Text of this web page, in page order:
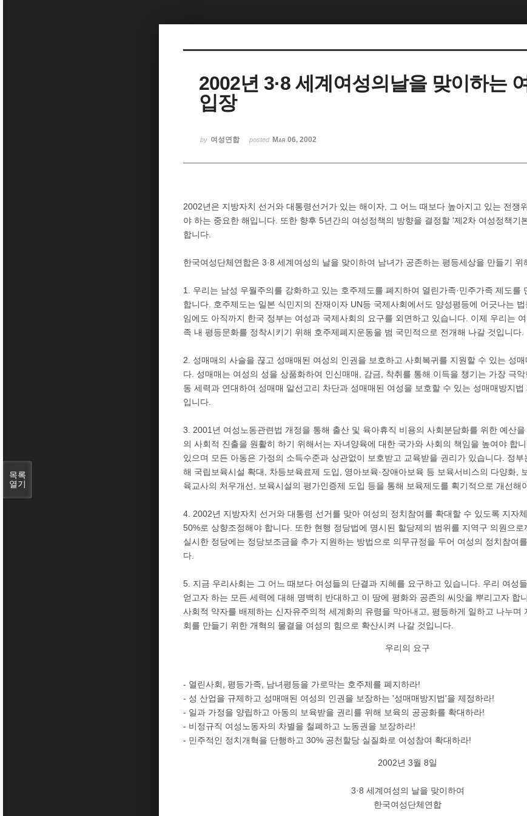
2002년 3·8 세계여성의날을 맞이하는
입장
by 여성연합 posted Mar 06, 2002
2002년은 지방자치 선거와 대통령선거가 있는 해이자, 그 어느 때보다 높아지고 있는 전쟁
야 하는 중요한 해입니다. 또한 향후 5년간의 여성정책의 방향을 결정할 '제2차 여성정책기
합니다.
한국여성단체연합은 3·8 세계여성의 날을 맞이하여 남녀가 공존하는 평등세상을 만들기 위
1. 우리는 남성 우월주의를 강화하고 있는 호주제도를 폐지하여 열린가족·민주가족 제도를
합니다. 호주제도는 일본 식민지의 잔재이자 UN등 국제사회에서도 양성평등에 어긋나는
임에도 아직까지 한국 정부는 여성과 국제사회의 요구를 외면하고 있습니다. 이제 우리는
족 내 평등문화를 정착시키기 위해 호주제폐지운동을 범 국민적으로 전개해 나갈 것입니다.
2. 성매매의 사슬을 끊고 성매매된 여성의 인권을 보호하고 사회복귀를 지원할 수 있는 성
다. 성매매는 여성의 성을 상품화하여 인신매매, 감금, 착취를 통해 이득을 챙기는 가장 극
동 세력과 연대하여 성매매 알선고리 차단과 성매매된 여성을 보호할 수 있는 성매매방지
입니다.
3. 2001년 여성노동관련법 개정을 통해 출산 및 육아휴직 비용의 사회분담화를 위한 예산
의 사회적 진출을 원활히 하기 위해서는 자녀양육에 대한 국가와 사회의 책임을 높여야 합
있으며 모든 아동은 가정의 소득수준과 상관없이 보호받고 교육받을 권리가 있습니다. 정
해 국립보육시설 확대, 차등보육료제 도입, 영아보육·장애아보육 등 보육서비스의 다양화,
육교사의 처우개선, 보육시설의 평가인증제 도입 등을 통해 보육제도를 획기적으로 개선해
4. 2002년 지방자치 선거와 대통령 선거를 맞아 여성의 정치참여를 확대할 수 있도록 지자
50%로 상향조정해야 합니다. 또한 현행 정당법에 명시된 할당제의 범위를 지역구 의원으
실시한 정당에는 정당보조금을 추가 지원하는 방법으로 의무규정을 두어 여성의 정치참여
다.
5. 지금 우리사회는 그 어느 때보다 여성들의 단결과 지혜를 요구하고 있습니다. 우리 여성
얻고자 하는 모든 세력에 대해 명백히 반대하고 이 땅에 평화와 공존의 씨앗을 뿌리고자 합
사회적 약자를 배제하는 신자유주의적 세계화의 유령을 막아내고, 평등하게 일하고 나누며
회를 만들기 위한 개혁의 물결을 여성의 힘으로 확산시켜 나갈 것입니다.
우리의 요구
- 열린사회, 평등가족, 남녀평등을 가로막는 호주제를 폐지하라!
- 성 산업을 규제하고 성매매된 여성의 인권을 보장하는 '성매매방지법'을 제정하라!
- 일과 가정을 양립하고 아동의 보육받을 권리를 위해 보육의 공공화를 확대하라!
- 비정규직 여성노동자의 차별을 철폐하고 노동권을 보장하라!
- 민주적인 정치개혁을 단행하고 30% 공천할당 실질화로 여성참여 확대하라!
2002년 3월 8일
3·8 세계여성의 날을 맞이하여
한국여성단체연합
목록
열기
Sketchbook5, 스케치북5
Sketchbook5, 스케치북5